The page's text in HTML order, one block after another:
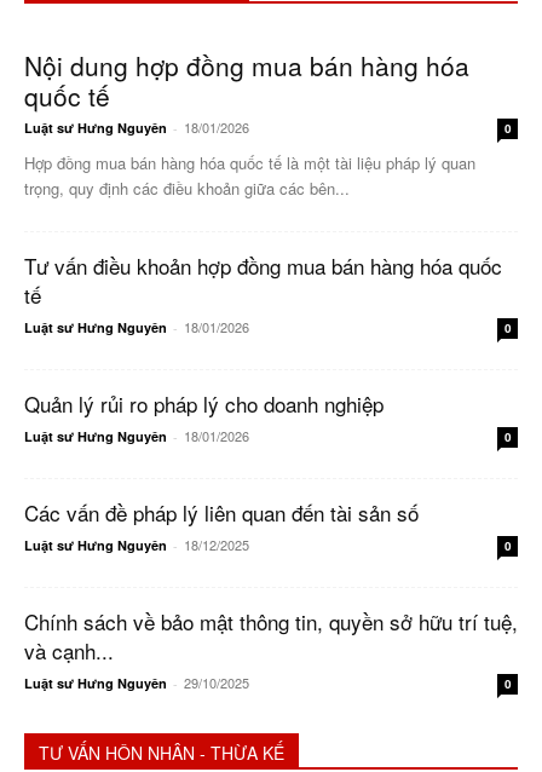
Nội dung hợp đồng mua bán hàng hóa
quốc tế
Luật sư Hưng Nguyên - 18/01/2026 0
Hợp đồng mua bán hàng hóa quốc tế là một tài liệu pháp lý quan
trọng, quy định các điều khoản giữa các bên...
Tư vấn điều khoản hợp đồng mua bán hàng hóa quốc
tế
Luật sư Hưng Nguyên - 18/01/2026 0
Quản lý rủi ro pháp lý cho doanh nghiệp
Luật sư Hưng Nguyên - 18/01/2026 0
Các vấn đề pháp lý liên quan đến tài sản số
Luật sư Hưng Nguyên - 18/12/2025 0
Chính sách về bảo mật thông tin, quyền sở hữu trí tuệ,
và cạnh...
Luật sư Hưng Nguyên - 29/10/2025 0
TƯ VẤN HÔN NHÂN - THỪA KẾ